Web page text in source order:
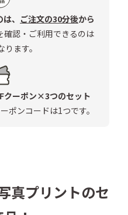
書ける罫線つき／中国製
わが寄ることがあります
せん。
上、染色時に色ムラが出
関して支障はございませ
の「ご注文履歴」からア
ご注文詳細」の最下部
、 ご注文の30分後から
確認・ご利用できるのは
ます。
クーポン×3つのセット
ポンコードは1つです。
真プリントのセ